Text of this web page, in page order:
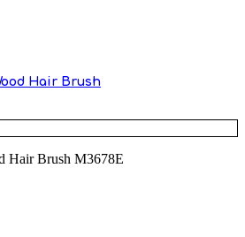
Hair Brush
Hair Brush M3678E